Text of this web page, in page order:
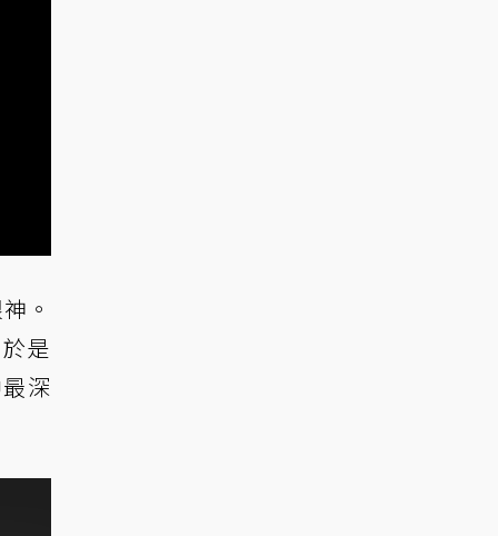
。
是
深